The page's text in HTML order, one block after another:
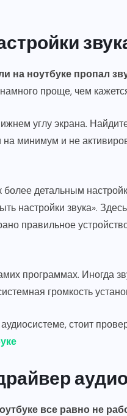
на ноутбуке пропал
проще, чем
углу экрана.
на минимум и не
детальным
настройки звука».
правильное
программах. Иногда
громкость
стоит
все равно не